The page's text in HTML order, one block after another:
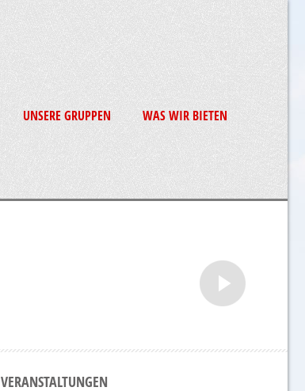
UNSERE GRUPPEN WAS WIR BIETEN
VERANSTALTUNGEN